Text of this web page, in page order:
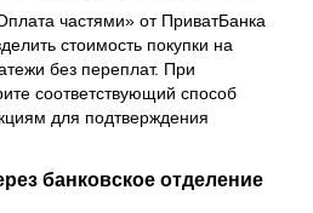
частями» от ПриватБанка
стоимость покупки на
без переплат. При
соответствующий способ
для подтверждения
банковское отделение